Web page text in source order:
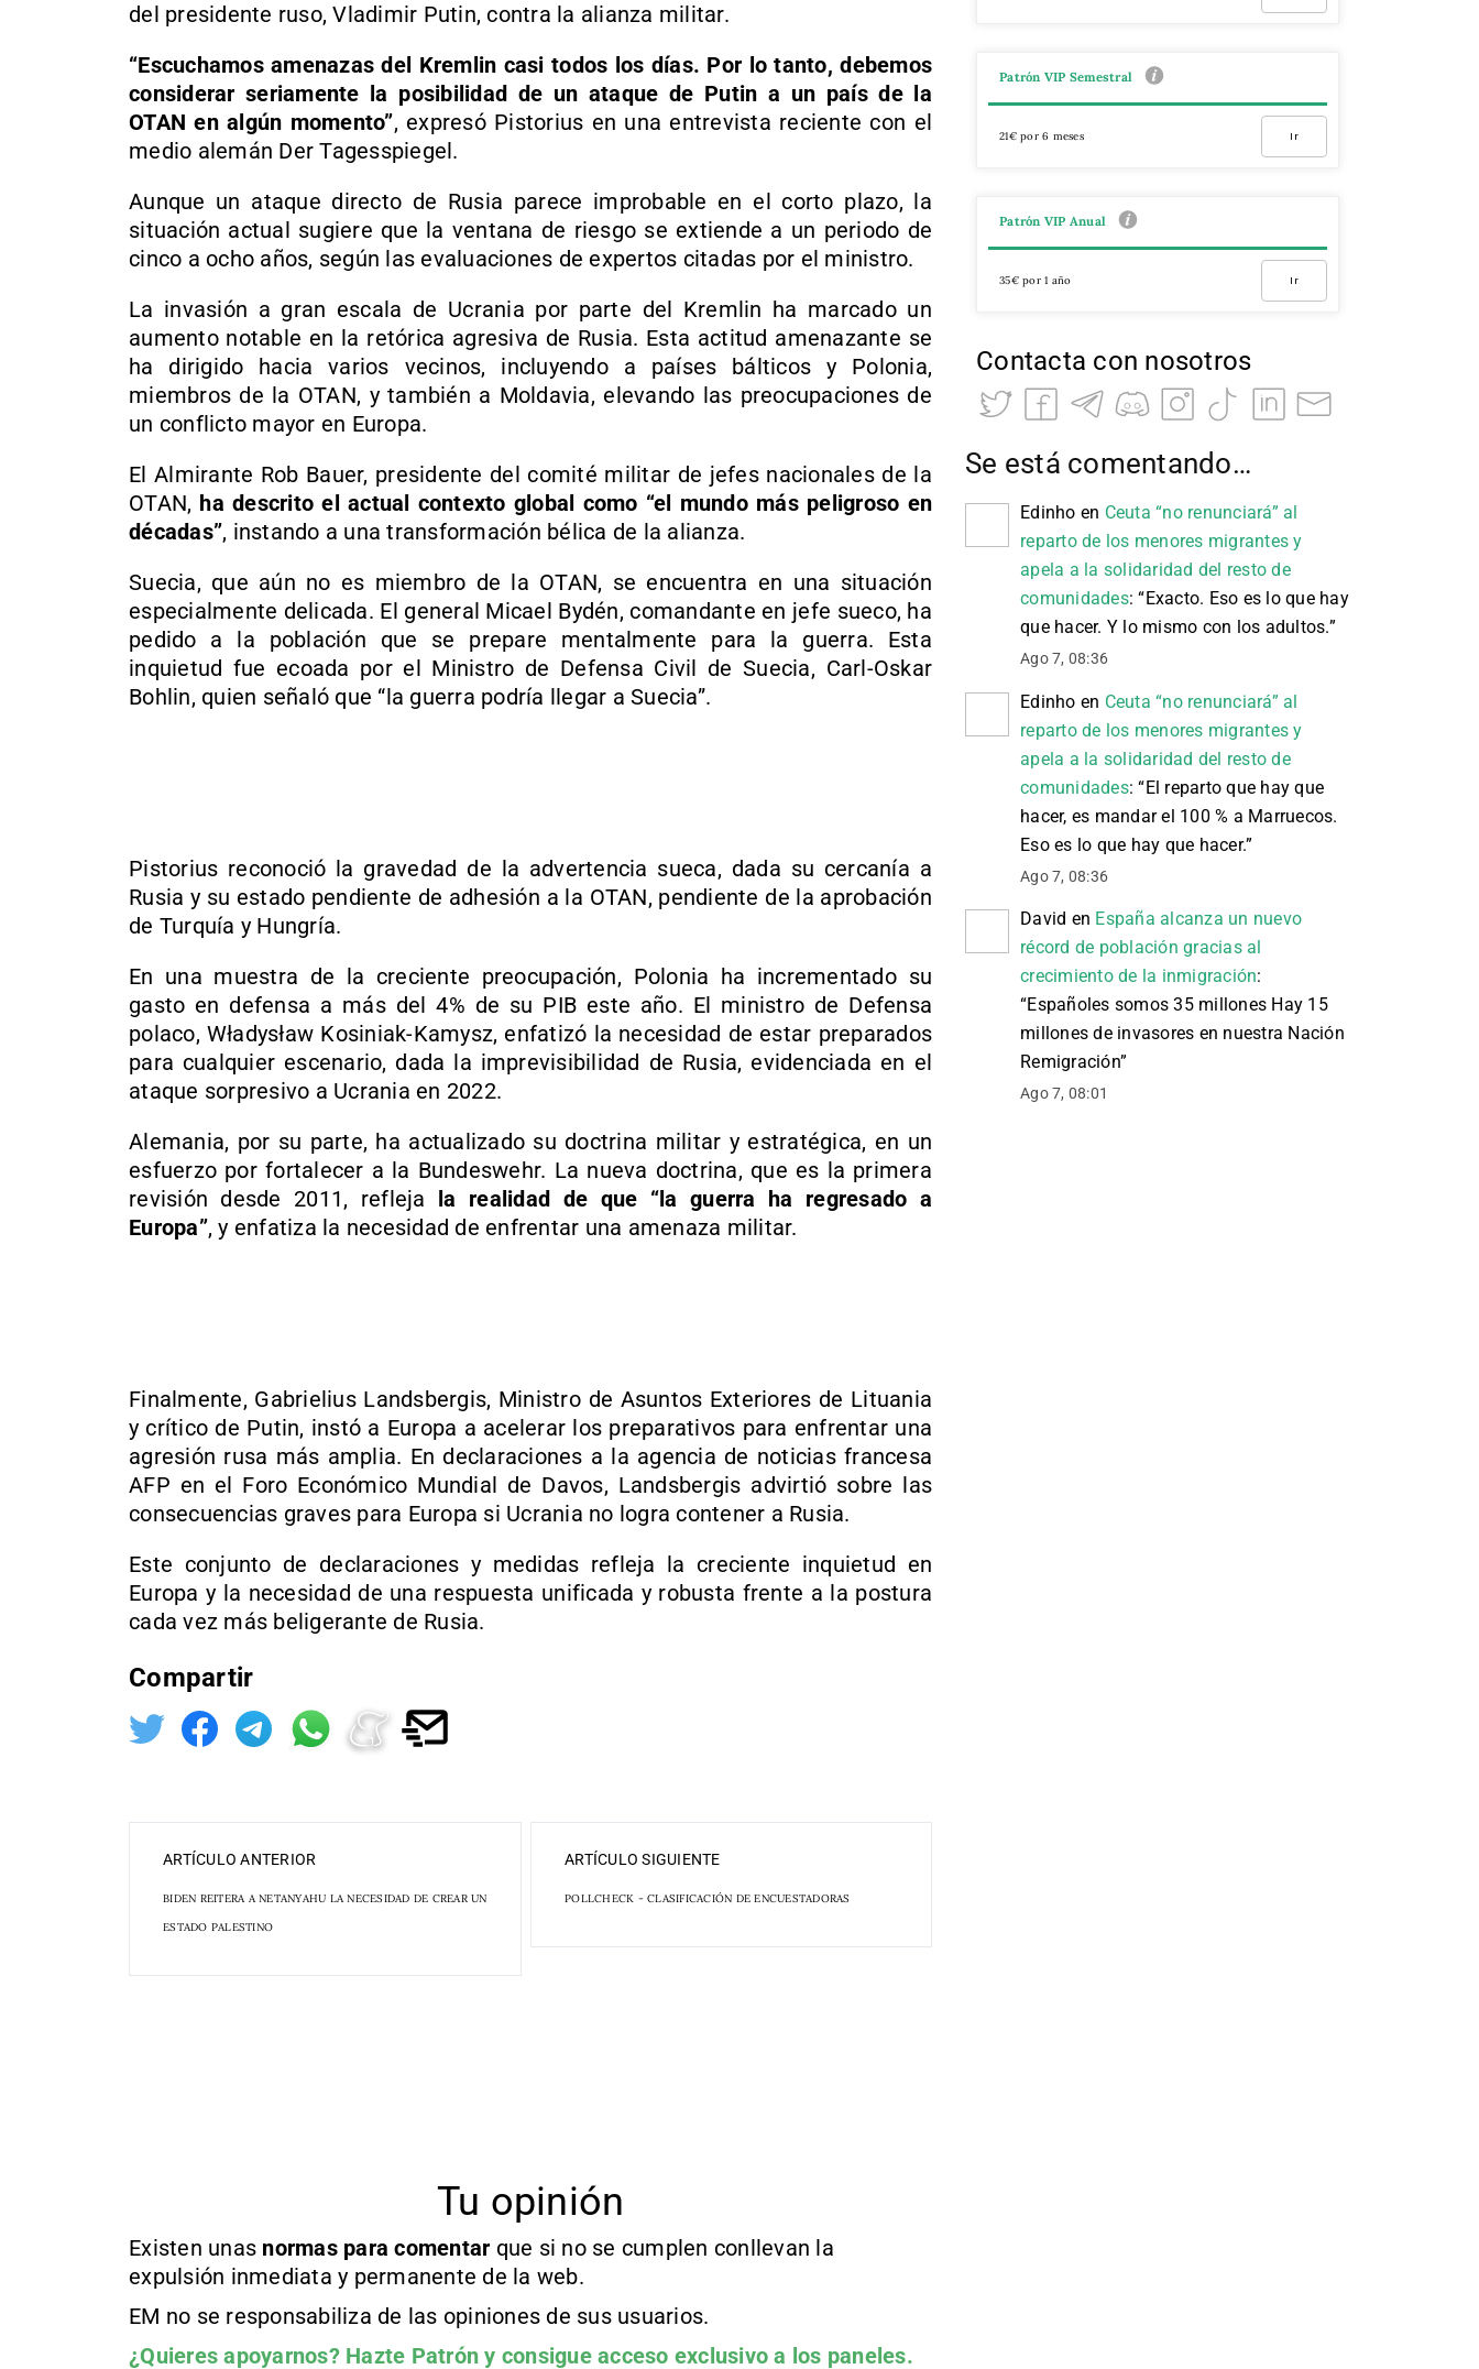
del presidente ruso, Vladimir Putin, contra la alianza militar.
“Escuchamos amenazas del Kremlin casi todos los días. Por lo tanto, debemos
considerar seriamente la posibilidad de un ataque de Putin a un país de la
OTAN en algún momento”, expresó Pistorius en una entrevista reciente con el
medio alemán Der Tagesspiegel.
Aunque un ataque directo de Rusia parece improbable en el corto plazo, la
situación actual sugiere que la ventana de riesgo se extiende a un periodo de
cinco a ocho años, según las evaluaciones de expertos citadas por el ministro.
La invasión a gran escala de Ucrania por parte del Kremlin ha marcado un
aumento notable en la retórica agresiva de Rusia. Esta actitud amenazante se
ha dirigido hacia varios vecinos, incluyendo a países bálticos y Polonia,
miembros de la OTAN, y también a Moldavia, elevando las preocupaciones de
un conflicto mayor en Europa.
El Almirante Rob Bauer, presidente del comité militar de jefes nacionales de la
OTAN, ha descrito el actual contexto global como “el mundo más peligroso en
décadas”, instando a una transformación bélica de la alianza.
Suecia, que aún no es miembro de la OTAN, se encuentra en una situación
especialmente delicada. El general Micael Bydén, comandante en jefe sueco, ha
pedido a la población que se prepare mentalmente para la guerra. Esta
inquietud fue ecoada por el Ministro de Defensa Civil de Suecia, Carl-Oskar
Bohlin, quien señaló que “la guerra podría llegar a Suecia”.
Pistorius reconoció la gravedad de la advertencia sueca, dada su cercanía a
Rusia y su estado pendiente de adhesión a la OTAN, pendiente de la aprobación
de Turquía y Hungría.
En una muestra de la creciente preocupación, Polonia ha incrementado su
gasto en defensa a más del 4% de su PIB este año. El ministro de Defensa
polaco, Władysław Kosiniak-Kamysz, enfatizó la necesidad de estar preparados
para cualquier escenario, dada la imprevisibilidad de Rusia, evidenciada en el
ataque sorpresivo a Ucrania en 2022.
Alemania, por su parte, ha actualizado su doctrina militar y estratégica, en un
esfuerzo por fortalecer a la Bundeswehr. La nueva doctrina, que es la primera
revisión desde 2011, refleja la realidad de que “la guerra ha regresado a
Europa”, y enfatiza la necesidad de enfrentar una amenaza militar.
Finalmente, Gabrielius Landsbergis, Ministro de Asuntos Exteriores de Lituania
y crítico de Putin, instó a Europa a acelerar los preparativos para enfrentar una
agresión rusa más amplia. En declaraciones a la agencia de noticias francesa
AFP en el Foro Económico Mundial de Davos, Landsbergis advirtió sobre las
consecuencias graves para Europa si Ucrania no logra contener a Rusia.
Este conjunto de declaraciones y medidas refleja la creciente inquietud en
Europa y la necesidad de una respuesta unificada y robusta frente a la postura
cada vez más beligerante de Rusia.
Compartir
ARTÍCULO ANTERIOR
BIDEN REITERA A NETANYAHU LA NECESIDAD DE CREAR UN
ESTADO PALESTINO
ARTÍCULO SIGUIENTE
POLLCHECK - CLASIFICACIÓN DE ENCUESTADORAS
Tu opinión
Existen unas normas para comentar que si no se cumplen conllevan la
expulsión inmediata y permanente de la web.
EM no se responsabiliza de las opiniones de sus usuarios.
¿Quieres apoyarnos? Hazte Patrón y consigue acceso exclusivo a los paneles.
Patrón VIP Semestral
21€ por 6 meses Ir
Patrón VIP Anual
35€ por 1 año Ir
Contacta con nosotros
Se está comentando…
Edinho en Ceuta “no renunciará” al
reparto de los menores migrantes y
apela a la solidaridad del resto de
comunidades: “Exacto. Eso es lo que hay
que hacer. Y lo mismo con los adultos.”
Ago 7, 08:36
Edinho en Ceuta “no renunciará” al
reparto de los menores migrantes y
apela a la solidaridad del resto de
comunidades: “El reparto que hay que
hacer, es mandar el 100 % a Marruecos.
Eso es lo que hay que hacer.”
Ago 7, 08:36
David en España alcanza un nuevo
récord de población gracias al
crecimiento de la inmigración:
“Españoles somos 35 millones Hay 15
millones de invasores en nuestra Nación
Remigración”
Ago 7, 08:01